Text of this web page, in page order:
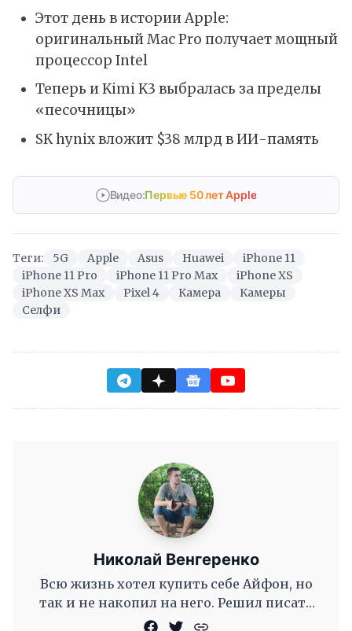
Этот день в истории Apple:
оригинальный Mac Pro получает мощный
процессор Intel
Теперь и Kimi K3 выбралась за пределы
«песочницы»
SK hynix вложит $38 млрд в ИИ-память
Видео:Первые 50 лет Apple
Теги: 5G Apple Asus Huawei
iPhone 11
iPhone 11 Pro
iPhone 11 Pro Max
iPhone XS
iPhone XS Max
Pixel 4 Камера
Камеры
Селфи
Николай Венгеренко
Всю жизнь хотел купить себе Айфон, но
так и не накопил на него. Решил писать
новости для сайта, чтобы смотреть